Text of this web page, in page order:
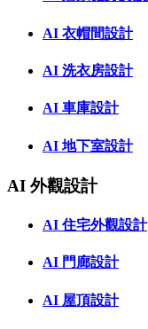
AI 衣帽間設計
AI 洗衣房設計
AI 車庫設計
AI 地下室設計
AI 外觀設計
AI 住宅外觀設計
AI 門廊設計
AI 屋頂設計